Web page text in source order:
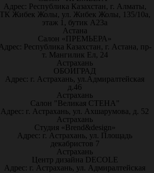
Адрес: Республика Казахстан, г. Алматы,
Жибек Жолы, ул. Жибек Жолы, 135/10а,
этаж 1, бутик А23а
Астана
Салон «ПРЕМЬЕРА»
Республика Казахстан, г. Астана, пр-
т. Мангилик Ел, 24
Астрахань
ОБОИГРАД
Адрес: г. Астрахань, ул.Адмиралтейская
д.46
Астрахань
Салон "Великая СТЕНА"
Адрес: г. Астрахань, ул. Ахшарумова, д. 52
Астрахань
Студия «Brend&design»
Адрес: г. Астрахань, ул. Площадь
декабристов 7
Астрахань
Центр дизайна DECOLE
Адрес: г. Астрахань, ул. Адмиралтейская